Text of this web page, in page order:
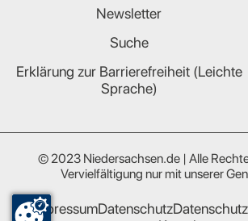
Newsletter
Suche
Erklärung zur Barrierefreiheit (Leichte
Sprache)
© 2023 Niedersachsen.de | Alle
Vervielfältigung nur mit unserer
ImpressumDatenschutz